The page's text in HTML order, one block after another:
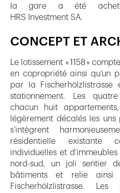
la gare a été
HRS Investment SA.
CONCEPT ET
Le lotissement « 1158 »
en copropriété ainsi qu’un
par la
stationnement. Les
chacun huit
légèrement décalés les
s’intègrent
résidentielle existante
individuelles et
nord-sud, un joli sentier
bâtiments et relie
Fischerhölzlistrasse.